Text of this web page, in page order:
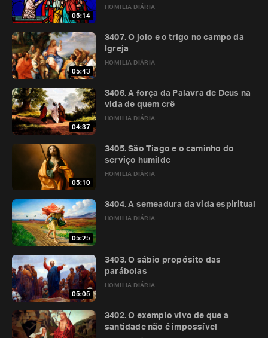
05:14
HOMILIA DIÁRIA
05:43
HOMILIA DIÁRIA
3407. O joio e o trigo no campo da
Igreja
04:37
HOMILIA DIÁRIA
3406. A força da Palavra de Deus na
vida de quem crê
05:10
HOMILIA DIÁRIA
3405. São Tiago e o caminho do
serviço humilde
05:25
HOMILIA DIÁRIA
3404. A semeadura da vida espiritual
05:05
HOMILIA DIÁRIA
3403. O sábio propósito das
parábolas
3402. O exemplo vivo de que a
santidade não é impossível